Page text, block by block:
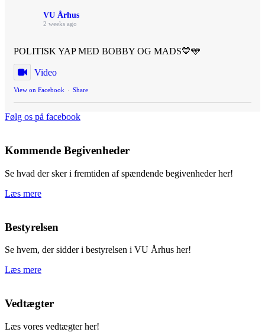
VU Århus
2 weeks ago
POLITISK YAP MED BOBBY OG MADS💙🩵
Video
View on Facebook · Share
Følg os på facebook
Kommende Begivenheder
Se hvad der sker i fremtiden af spændende begivenheder her!
Læs mere
Bestyrelsen
Se hvem, der sidder i bestyrelsen i VU Århus her!
Læs mere
Vedtægter
Læs vores vedtægter her!